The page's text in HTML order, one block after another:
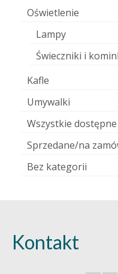
Oświetlenie
Lampy
Świeczniki i
Kafle
Umywalki
Wszystkie
Sprzedane/na
Bez kategorii
Kontakt